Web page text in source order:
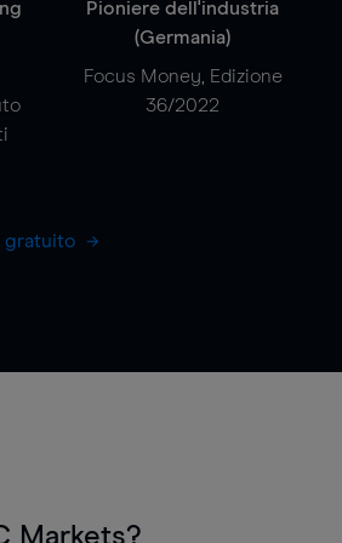
Pioniere dell'industria
(Germania)
Focus Money, Edizione
36/2022
gratuito
Markets?